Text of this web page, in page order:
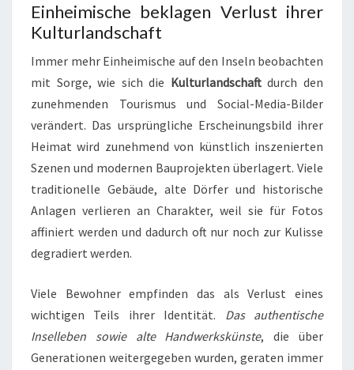
Einheimische beklagen Verlust ihrer
Kulturlandschaft
Immer mehr Einheimische auf den Inseln beobachten
mit Sorge, wie sich die Kulturlandschaftdurch den
zunehmenden Tourismus und Social-Media-Bilder
verändert. Das ursprüngliche Erscheinungsbild ihrer
Heimat wird zunehmend von künstlich inszenierten
Szenen und modernen Bauprojekten überlagert. Viele
traditionelle Gebäude, alte Dörfer und historische
Anlagen verlieren an Charakter, weil sie für Fotos
affiniert werden und dadurch oft nur noch zur Kulisse
degradiert werden.
Viele Bewohner empfinden das als Verlust eines
wichtigen Teils ihrer Identität. Das authentische
Inselleben sowie alte Handwerkskünste, die über
Generationen weitergegeben wurden, geraten immer